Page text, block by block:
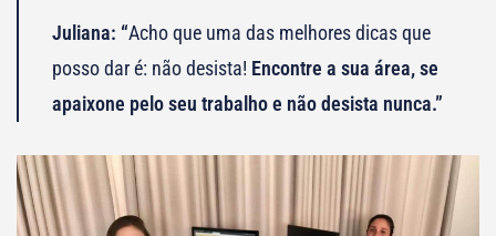
Juliana: “Acho que uma das melhores dicas que
posso dar é: não desista! Encontre a sua área, se
apaixone pelo seu trabalho e não desista nunca.”